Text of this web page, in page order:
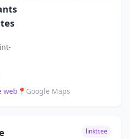
web 📍 Google Maps
linktr.ee